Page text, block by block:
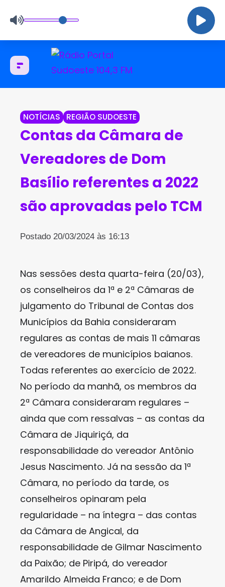
NOTÍCIAS REGIÃO SUDOESTE
Contas da Câmara de
Vereadores de Dom
Basílio referentes a 2022
são aprovadas pelo TCM
Postado 20/03/2024 às 16:13
Nas sessões desta quarta-feira (20/03),
os conselheiros da 1ª e 2ª Câmaras de
julgamento do Tribunal de Contas dos
Municípios da Bahia consideraram
regulares as contas de mais 11 câmaras
de vereadores de municípios baianos.
Todas referentes ao exercício de 2022.
No período da manhã, os membros da
2ª Câmara consideraram regulares –
ainda que com ressalvas – as contas da
Câmara de Jiquiriçá, da
responsabilidade do vereador Antônio
Jesus Nascimento. Já na sessão da 1ª
Câmara, no período da tarde, os
conselheiros opinaram pela
regularidade – na íntegra – das contas
da Câmara de Angical, da
responsabilidade de Gilmar Nascimento
da Paixão; de Piripá, do vereador
Amarildo Almeida Franco; e de Dom